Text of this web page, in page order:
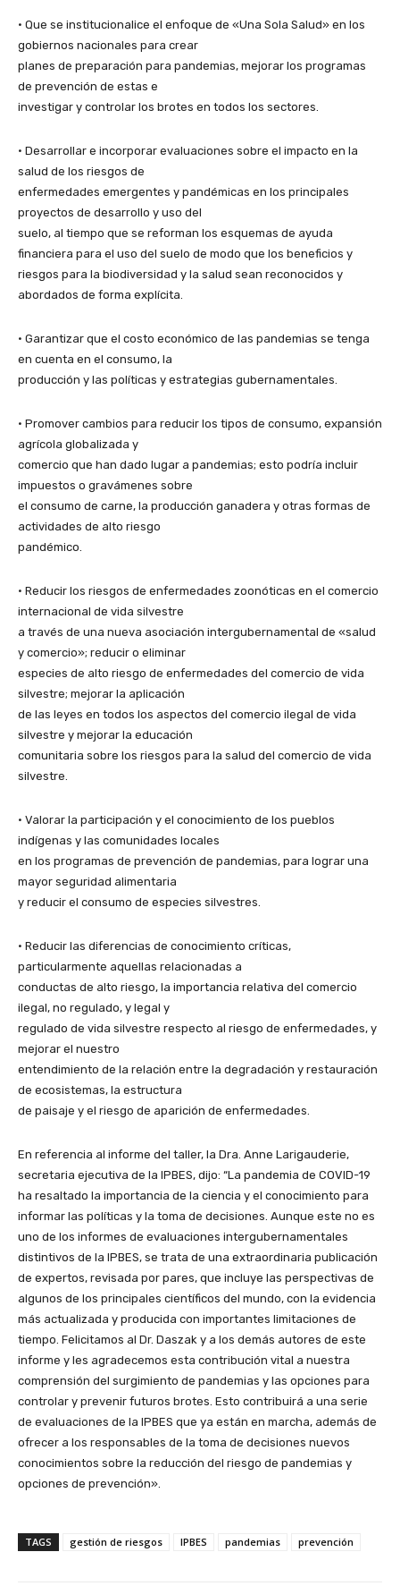
• Que se institucionalice el enfoque de «Una Sola Salud» en los
gobiernos nacionales para crear
planes de preparación para pandemias, mejorar los programas
de prevención de estas e
investigar y controlar los brotes en todos los sectores.
• Desarrollar e incorporar evaluaciones sobre el impacto en la
salud de los riesgos de
enfermedades emergentes y pandémicas en los principales
proyectos de desarrollo y uso del
suelo, al tiempo que se reforman los esquemas de ayuda
financiera para el uso del suelo de modo que los beneficios y
riesgos para la biodiversidad y la salud sean reconocidos y
abordados de forma explícita.
• Garantizar que el costo económico de las pandemias se tenga
en cuenta en el consumo, la
producción y las políticas y estrategias gubernamentales.
• Promover cambios para reducir los tipos de consumo, expansión
agrícola globalizada y
comercio que han dado lugar a pandemias; esto podría incluir
impuestos o gravámenes sobre
el consumo de carne, la producción ganadera y otras formas de
actividades de alto riesgo
pandémico.
• Reducir los riesgos de enfermedades zoonóticas en el comercio
internacional de vida silvestre
a través de una nueva asociación intergubernamental de «salud
y comercio»; reducir o eliminar
especies de alto riesgo de enfermedades del comercio de vida
silvestre; mejorar la aplicación
de las leyes en todos los aspectos del comercio ilegal de vida
silvestre y mejorar la educación
comunitaria sobre los riesgos para la salud del comercio de vida
silvestre.
• Valorar la participación y el conocimiento de los pueblos
indígenas y las comunidades locales
en los programas de prevención de pandemias, para lograr una
mayor seguridad alimentaria
y reducir el consumo de especies silvestres.
• Reducir las diferencias de conocimiento críticas,
particularmente aquellas relacionadas a
conductas de alto riesgo, la importancia relativa del comercio
ilegal, no regulado, y legal y
regulado de vida silvestre respecto al riesgo de enfermedades, y
mejorar el nuestro
entendimiento de la relación entre la degradación y restauración
de ecosistemas, la estructura
de paisaje y el riesgo de aparición de enfermedades.
En referencia al informe del taller, la Dra. Anne Larigauderie,
secretaria ejecutiva de la IPBES, dijo: “La pandemia de COVID-19
ha resaltado la importancia de la ciencia y el conocimiento para
informar las políticas y la toma de decisiones. Aunque este no es
uno de los informes de evaluaciones intergubernamentales
distintivos de la IPBES, se trata de una extraordinaria publicación
de expertos, revisada por pares, que incluye las perspectivas de
algunos de los principales científicos del mundo, con la evidencia
más actualizada y producida con importantes limitaciones de
tiempo. Felicitamos al Dr. Daszak y a los demás autores de este
informe y les agradecemos esta contribución vital a nuestra
comprensión del surgimiento de pandemias y las opciones para
controlar y prevenir futuros brotes. Esto contribuirá a una serie
de evaluaciones de la IPBES que ya están en marcha, además de
ofrecer a los responsables de la toma de decisiones nuevos
conocimientos sobre la reducción del riesgo de pandemias y
opciones de prevención».
TAGS gestión de riesgos IPBES pandemias prevención